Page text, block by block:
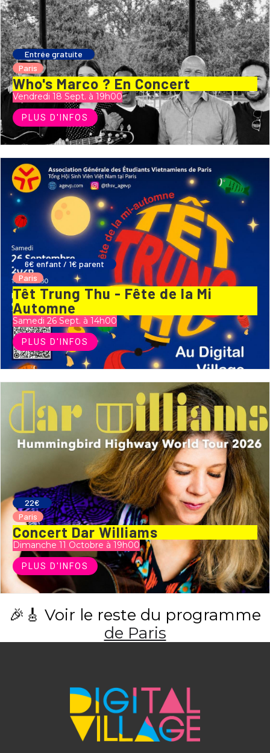
Entrée gratuite
Paris
Who's Marco ? En Concert
Vendredi 18 Sept. à 19h00
PLUS D'INFOS
6€ enfant / 1€ parent
Paris
Têt Trung Thu - Fête de la Mi
Automne
Samedi 26 Sept. à 14h00
PLUS D'INFOS
22€
Paris
Concert Dar Williams
Dimanche 11 Octobre à 19h00
PLUS D'INFOS
🎉🎸 Voir le reste du programme
de Paris